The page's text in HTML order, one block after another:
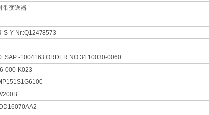
带变送器
S-Y Nr.:Q12478573
SAP -1004163 ORDER NO.34.10030-0060
000-K023